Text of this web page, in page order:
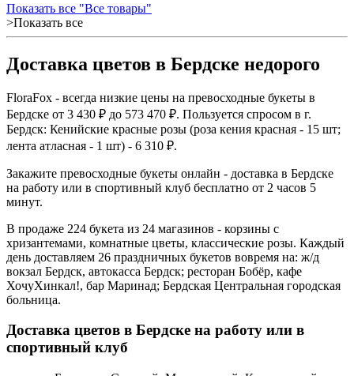
Показать все "Все товары"
>Показать все
Доставка цветов в Бердске недорого
FloraFox - всегда низкие цены на превосходные букеты в
Бердске от 3 430 ₽ до 573 470 ₽. Пользуется спросом в г.
Бердск: Кенийские красные розы (роза кения красная - 15 шт;
лента атласная - 1 шт) - 6 310 ₽.
Закажите превосходные букеты онлайн - доставка в Бердске
на работу или в спортивный клуб бесплатно от 2 часов 5
минут.
В продаже 224 букета из 24 магазинов - корзины с
хризантемами, комнатные цветы, классические розы. Каждый
день доставляем 26 праздничных букетов вовремя на: ж/д
вокзал Бердск, автокасса Бердск; ресторан Бобёр, кафе
ХочуХинкал!, бар Маринад; Бердская Центральная городская
больница.
Доставка цветов в Бердске на работу или в
спортивный клуб